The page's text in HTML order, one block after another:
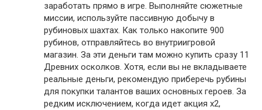
заработать прямо в игре. Выполняйте сюжетные
миссии, используйте пассивную добычу в
рубиновых шахтах. Как только накопите 900
рубинов, отправляйтесь во внутриигровой
магазин. За эти деньги там можно купить сразу 11
Древних осколков. Хотя, если вы не вкладываете
реальные деньги, рекомендую приберечь рубины
для покупки талантов ваших основных героев. За
редким исключением, когда идет акция x2,